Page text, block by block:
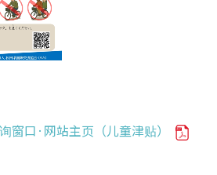
窗口·网站主页（儿童津贴）